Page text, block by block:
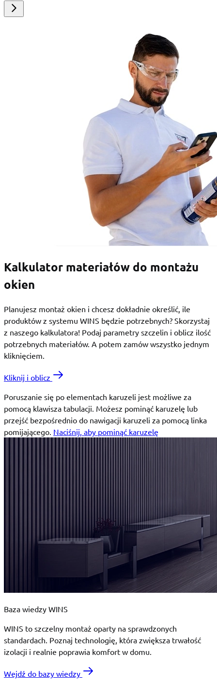
Kalkulator materiałów do montażu
okien
Planujesz montaż okien i chcesz dokładnie określić, ile
produktów z systemu WINS będzie potrzebnych? Skorzystaj
z naszego kalkulatora! Podaj parametry szczelin i oblicz ilość
potrzebnych materiałów. A potem zamów wszystko jednym
kliknięciem.
Kliknij i oblicz
Poruszanie się po elementach karuzeli jest możliwe za
pomocą klawisza tabulacji. Możesz pominąć karuzelę lub
przejść bezpośrednio do nawigacji karuzeli za pomocą linka
pomijającego. Naciśnij, aby pominąć karuzelę
Baza wiedzy WINS
WINS to szczelny montaż oparty na sprawdzonych
standardach. Poznaj technologię, która zwiększa trwałość
izolacji i realnie poprawia komfort w domu.
Wejdź do bazy wiedzy